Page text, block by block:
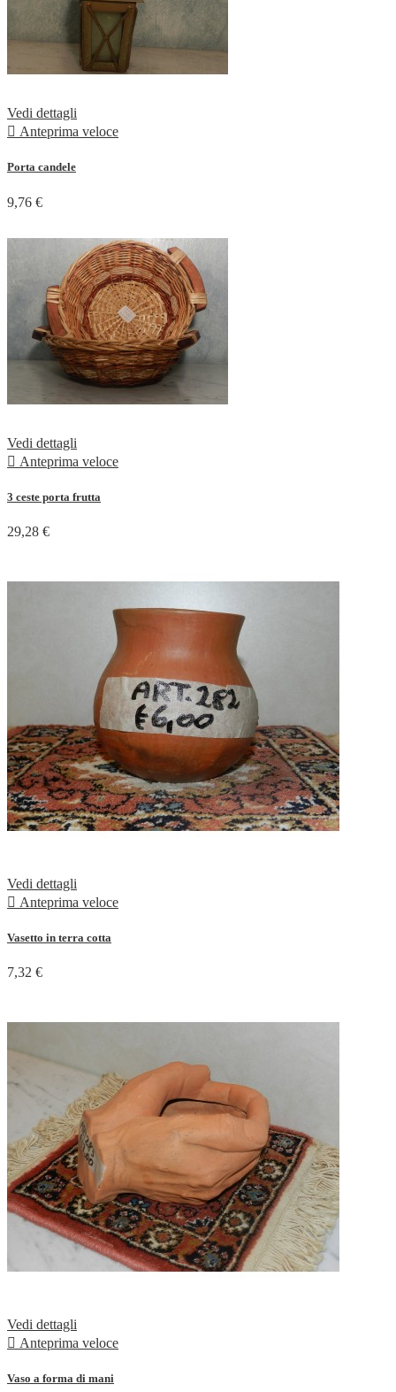
Vedi dettagli
 Anteprima veloce
Porta candele
9,76 €
Vedi dettagli
 Anteprima veloce
3 ceste porta frutta
29,28 €
Vedi dettagli
 Anteprima veloce
Vasetto in terra cotta
7,32 €
Vedi dettagli
 Anteprima veloce
Vaso a forma di mani